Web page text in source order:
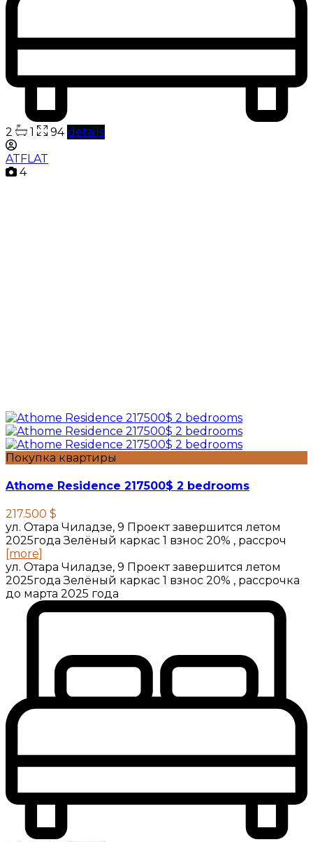
2 1 94 details
ATFLAT
4
Покупка квартиры
Athome Residence 217500$ 2 bedrooms
217.500 $
ул. Отара Чиладзе, 9 Проект завершится летом
2025года Зелёный каркас 1 взнос 20% , рассроч
[more]
ул. Отара Чиладзе, 9 Проект завершится летом
2025года Зелёный каркас 1 взнос 20% , рассрочка
до марта 2025 года